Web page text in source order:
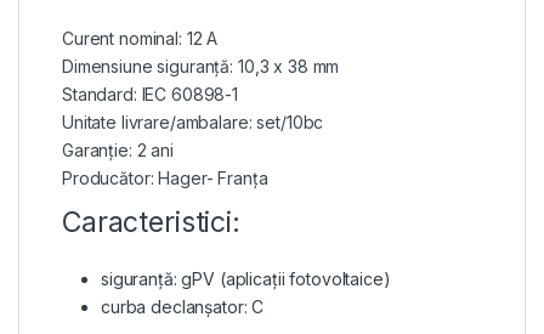
Curent nominal: 12 A
Dimensiune siguranță: 10,3 x 38 mm
Standard: IEC 60898-1
Unitate livrare/ambalare: set/10bc
Garanție: 2 ani
Producător: Hager- Franța
Caracteristici:
siguranță: gPV (aplicații fotovoltaice)
curba declanșator: C